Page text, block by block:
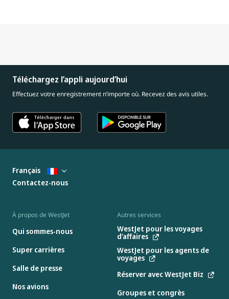
Téléchargez l’appli aujourd’hui
Effectuez votre enregistrement n’importe où. Recevez des avis utiles.
À propos de WestJet
Qui sommes-nous
Super carrières
Salle de presse
Nos avions
Autres services
WestJet pour les voyages
d’affaires
WestJet pour les agents de
voyages
Réserver avec WestJet Biz
Groupes et congrès
Français
Contactez-nous